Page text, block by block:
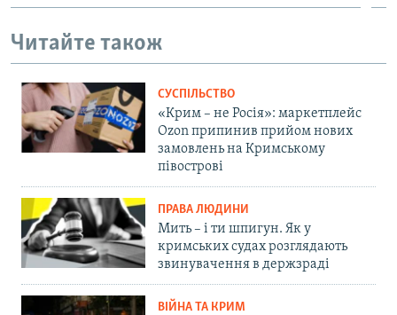
Читайте також
СУСПІЛЬСТВО
«Крим – не Росія»: маркетплейс
Ozon припинив прийом нових
замовлень на Кримському
півострові
ПРАВА ЛЮДИНИ
Мить – і ти шпигун. Як у
кримських судах розглядають
звинувачення в держзраді
ВІЙНА ТА КРИМ